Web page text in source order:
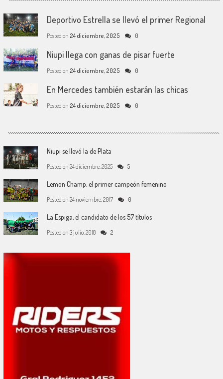
Deportivo Estrella se llevó el primer Regional
Posted on 24 diciembre, 2025 0
Niupi llega con ganas de pisar fuerte
Posted on 24 diciembre, 2025 0
En Mercedes también estarán las chicas
Posted on 24 diciembre, 2025 0
Niupi se llevó la de Plata
Posted on 24 diciembre, 2025 5
Lemon Champ, el primer campeón femenino
Posted on 24 noviembre, 2017 0
La Espiga, el candidato de los 57 títulos
Posted on 3 julio, 2018 2